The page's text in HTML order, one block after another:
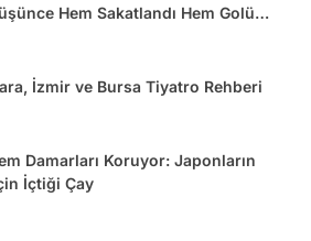
Hem Sakatlandı Hem Golü
İzmir ve Bursa Tiyatro Rehberi
Damarları Koruyor: Japonların
İçtiği Çay